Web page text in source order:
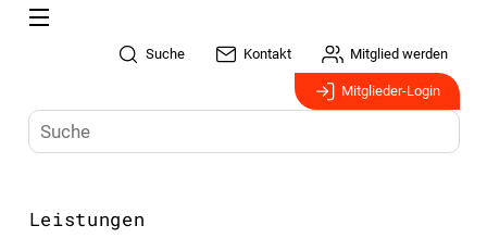
Suche Kontakt Mitglied werden
Mitglieder-Login
Leistungen